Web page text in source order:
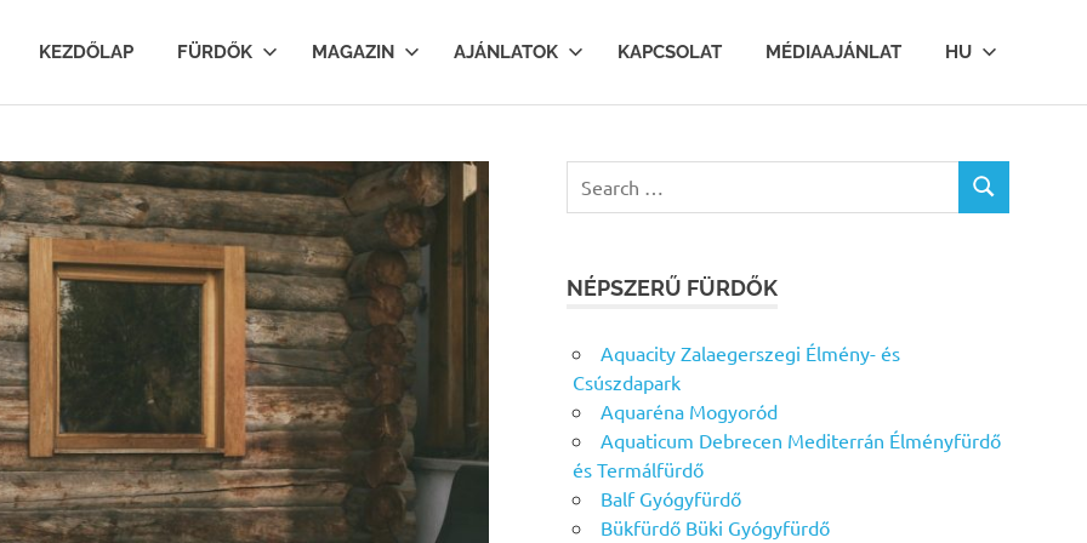
KEZDŐLAP FÜRDŐK MAGAZIN AJÁNLATOK KAPCSOLAT MÉDIAAJÁNLAT HU
for:
SEARCH
NÉPSZERŰ FÜRDŐK
Aquacity Zalaegerszegi Élmény- és
Csúszdapark
Aquaréna Mogyoród
Aquaticum Debrecen Mediterrán Élményfürdő
és Termálfürdő
Balf Gyógyfürdő
Bükfürdő Büki Gyógyfürdő